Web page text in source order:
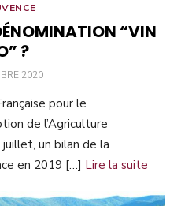
“VIN
?
2020
pour le
de l’Agriculture
un bilan de la
en 2019 […] Lire la suite